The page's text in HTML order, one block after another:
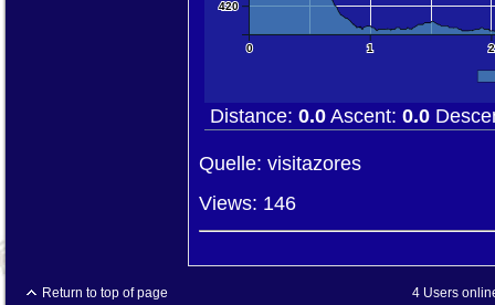
0 1 2
420
Distance: 0.0 Ascent: 0.0
Quelle: visitazores
Views: 146
Return to top of page 4 Users